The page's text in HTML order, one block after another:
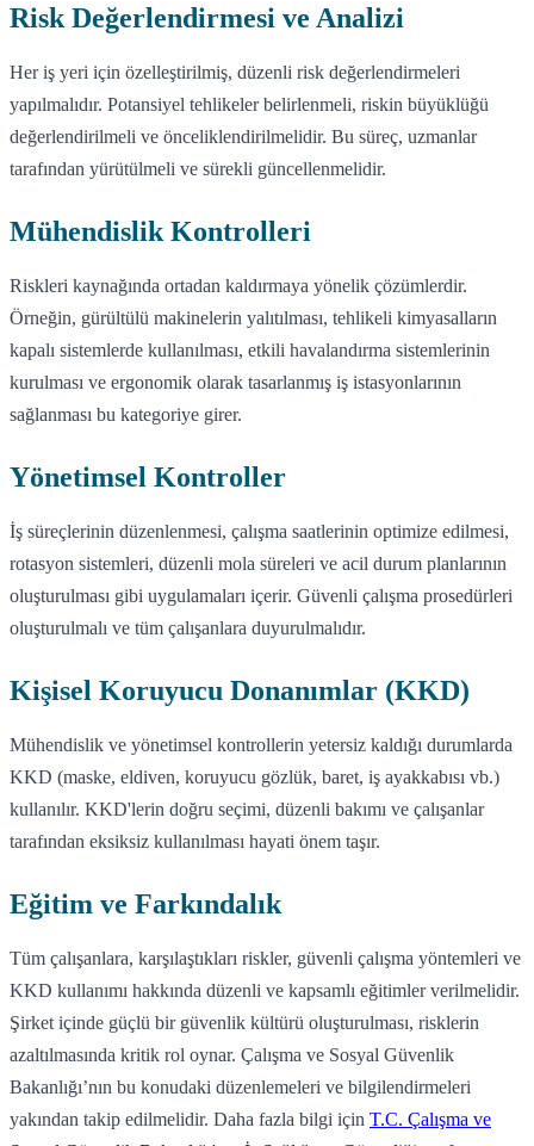
Risk Değerlendirmesi ve Analizi
Her iş yeri için özelleştirilmiş, düzenli risk değerlendirmeleri
yapılmalıdır. Potansiyel tehlikeler belirlenmeli, riskin büyüklüğü
değerlendirilmeli ve önceliklendirilmelidir. Bu süreç, uzmanlar
tarafından yürütülmeli ve sürekli güncellenmelidir.
Mühendislik Kontrolleri
Riskleri kaynağında ortadan kaldırmaya yönelik çözümlerdir.
Örneğin, gürültülü makinelerin yalıtılması, tehlikeli kimyasalların
kapalı sistemlerde kullanılması, etkili havalandırma sistemlerinin
kurulması ve ergonomik olarak tasarlanmış iş istasyonlarının
sağlanması bu kategoriye girer.
Yönetimsel Kontroller
İş süreçlerinin düzenlenmesi, çalışma saatlerinin optimize edilmesi,
rotasyon sistemleri, düzenli mola süreleri ve acil durum planlarının
oluşturulması gibi uygulamaları içerir. Güvenli çalışma prosedürleri
oluşturulmalı ve tüm çalışanlara duyurulmalıdır.
Kişisel Koruyucu Donanımlar (KKD)
Mühendislik ve yönetimsel kontrollerin yetersiz kaldığı durumlarda
KKD (maske, eldiven, koruyucu gözlük, baret, iş ayakkabısı vb.)
kullanılır. KKD'lerin doğru seçimi, düzenli bakımı ve çalışanlar
tarafından eksiksiz kullanılması hayati önem taşır.
Eğitim ve Farkındalık
Tüm çalışanlara, karşılaştıkları riskler, güvenli çalışma yöntemleri ve
KKD kullanımı hakkında düzenli ve kapsamlı eğitimler verilmelidir.
Şirket içinde güçlü bir güvenlik kültürü oluşturulması, risklerin
azaltılmasında kritik rol oynar. Çalışma ve Sosyal Güvenlik
Bakanlığı’nın bu konudaki düzenlemeleri ve bilgilendirmeleri
yakından takip edilmelidir. Daha fazla bilgi için T.C. Çalışma ve